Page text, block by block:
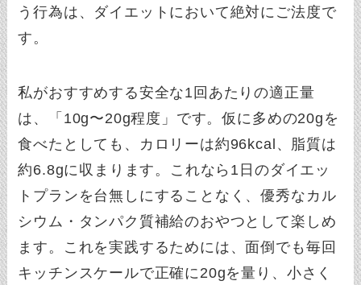
う行為は、ダイエットにおいて絶対にご法度で
す。
私がおすすめする安全な1回あたりの適正量
は、「10g〜20g程度」です。仮に多めの20gを
食べたとしても、カロリーは約96kcal、脂質は
約6.8gに収まります。これなら1日のダイエッ
トプランを台無しにすることなく、優秀なカル
シウム・タンパク質補給のおやつとして楽しめ
ます。これを実践するためには、面倒でも毎回
キッチンスケールで正確に20gを量り、小さく